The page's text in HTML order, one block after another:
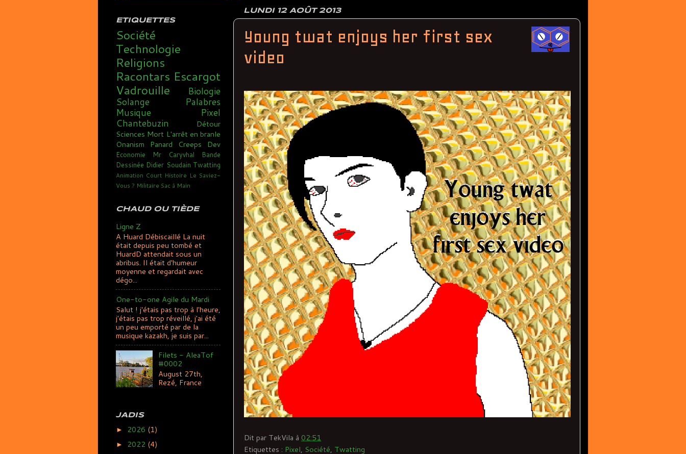
LUNDI 12 AOÛT 2013
Young twat enjoys her first sex
video
Dit par TekVila à 02:51
Etiquettes : Pixel, Société, Twatting
ETIQUETTES
Société
Technologie
Religions
Racontars Escargot
Vadrouille
Biologie
Solange
Palabres
Musique
Pixel
Chantebuzin
Détour
Sciences Mort L'arrêt en branle
Onanism
Panard Creeps Dev
Economie Mr Caryvhal
Bande
Dessinée Didier Soudain Twatting
Animation Court Histoire Le Saviez-
Vous ? Militaire Sac à Main
CHAUD OU TIÈDE
Ligne Z
A Huard Débiscaillé La nuit
était depuis peu tombé et
HuardD attendait sous un
abribus. Il était d'humeur
moyenne et regardait avec
dégo...
One-to-one Agile du Mardi
Salut ! j'étais pas trop à l'heure,
j'étais pas trop réveillé, j'ai été
un peu emporté par de la
musique kazakh, je suis par...
Filets - AleaTof
#0002
August 27th,
Rezé, France
JADIS
► 2026 (1)
► 2022 (4)